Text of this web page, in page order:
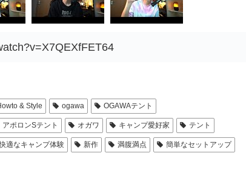
& Style ogawa OGAWAテント
アポロンSテント オガワ キャンプ愛好家 テント
適なキャンプ体験 新作 満腹満点 簡単なセットアップ